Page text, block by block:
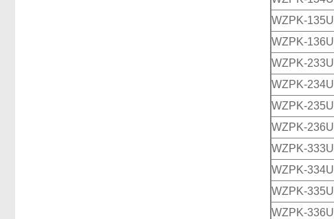
WZPK-135U
WZPK-136U
WZPK-233U
WZPK-234U
WZPK-235U
WZPK-236U
WZPK-333U
WZPK-334U
WZPK-335U
WZPK-336U